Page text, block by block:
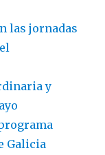
las jornadas
y
Galicia